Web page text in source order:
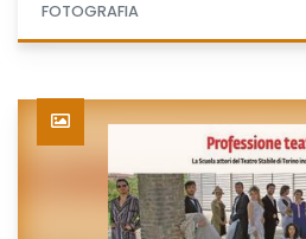
FOTOGRAFIA